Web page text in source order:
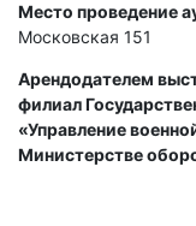
Место проведение
Московская 151
Арендодателем
филиал
«Управление
Министерстве